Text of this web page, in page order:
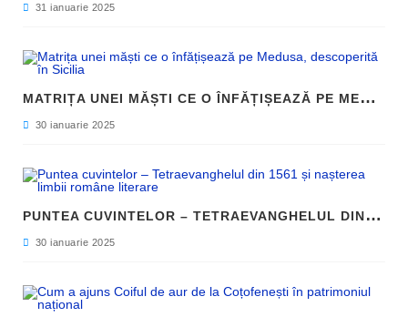
31 ianuarie 2025
M
ATRIȚA UNEI MĂȘTI CE O ÎNFĂȚIȘEAZĂ PE MEDUSA, DESCOPERITĂ ÎN SICILIA
30 ianuarie 2025
P
UNTEA CUVINTELOR – TETRAEVANGHELUL DIN 1561 ȘI NAȘTEREA LIMBII ROMÂNE LITERARE
30 ianuarie 2025